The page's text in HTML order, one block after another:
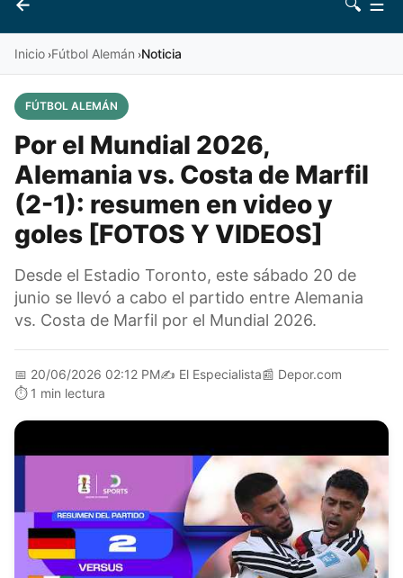
Vives
Inicio ›Fútbol Alemán ›Noticia
FÚTBOL ALEMÁN
Por el Mundial 2026,
Alemania vs. Costa de Marfil
(2-1): resumen en video y
goles [FOTOS Y VIDEOS]
Desde el Estadio Toronto, este sábado 20 de
junio se llevó a cabo el partido entre Alemania
vs. Costa de Marfil por el Mundial 2026.
📅 20/06/2026 02:12 PM✍️ El Especialista📰 Depor.com
⏱️ 1 min lectura